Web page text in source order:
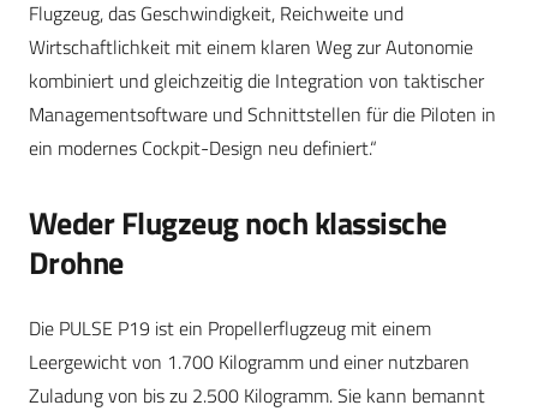
Flugzeug, das Geschwindigkeit, Reichweite und
Wirtschaftlichkeit mit einem klaren Weg zur Autonomie
kombiniert und gleichzeitig die Integration von taktischer
Managementsoftware und Schnittstellen für die Piloten in
ein modernes Cockpit-Design neu definiert.“
WederFlugzeug noch klassische
Drohne
Die PULSE P19 ist ein Propellerflugzeug mit einem
Leergewicht von 1.700 Kilogramm und einer nutzbaren
Zuladung von bis zu 2.500 Kilogramm. Sie kann bemannt